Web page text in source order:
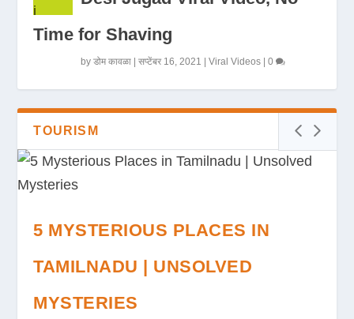
Time for Shaving
byडोम कावळा |सप्टेंबर 16, 2021 |Viral Videos |0
TOURISM
5 MYSTERIOUS PLACES IN
TAMILNADU | UNSOLVED
MYSTERIES